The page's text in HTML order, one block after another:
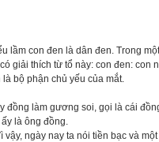
lầm con đen là dân đen. Trong
giải thích từ tổ này: con đen:
bộ phận chủ yếu của mắt.
làm gương soi, gọi là cái
là ông đồng.
ngày nay ta nói tiền bạc và